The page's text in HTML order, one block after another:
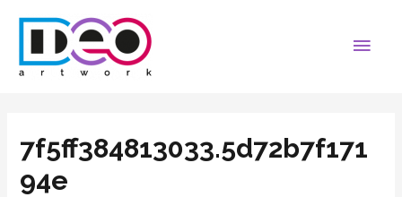
7f5ff384813033.5d72b7f171
94e